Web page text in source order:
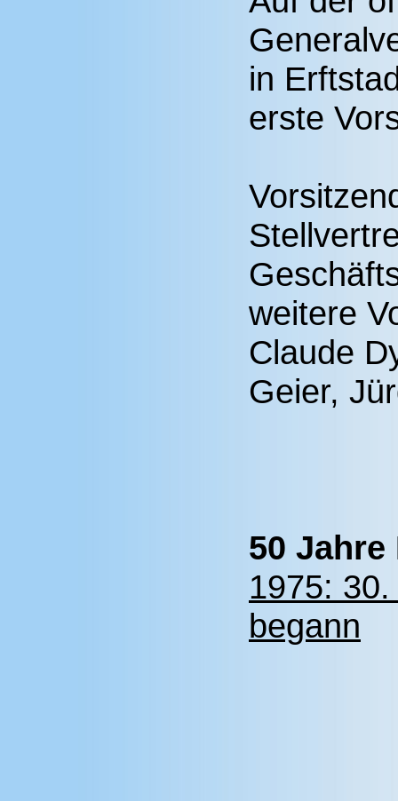
in
erste
weitere
Claude
Geier,
50 Jahre
1975:
begann